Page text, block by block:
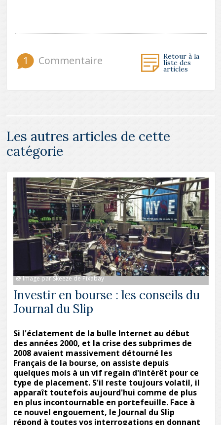
1 Commentaire Retour à la
liste des
articles
Les autres articles de cette
catégorie
@ Image par Skeeze de Pixabay
Investir en bourse : les conseils du
Journal du Slip
Si l'éclatement de la bulle Internet au début
des années 2000, et la crise des subprimes de
2008 avaient massivement détourné les
Français de la bourse, on assiste depuis
quelques mois à un vif regain d'intérêt pour ce
type de placement. S'il reste toujours volatil, il
apparaît toutefois aujourd'hui comme de plus
en plus incontournable en portefeuille. Face à
ce nouvel engouement, le Journal du Slip
répond à toutes vos interrogations en donnant